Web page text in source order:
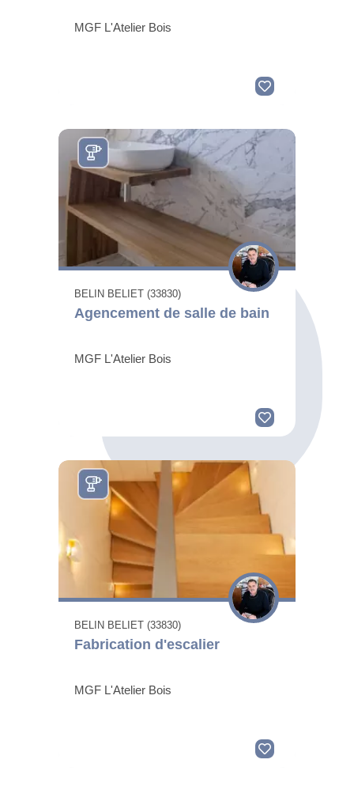
MGF L'Atelier Bois
BELIN BELIET (33830)
Agencement de salle de bain
MGF L'Atelier Bois
BELIN BELIET (33830)
Fabrication d'escalier
MGF L'Atelier Bois